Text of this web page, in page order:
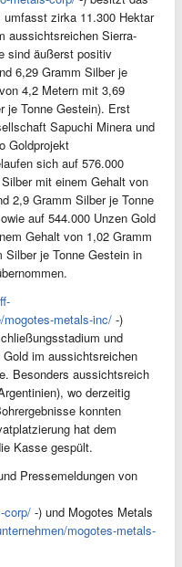
zirka 11.300 Hektar
aussichtsreichen Sierra-
sind äußerst positiv
6,29 Gramm Silber je
4,2 Metern mit 3,69
je Tonne Gestein). Erst
Sapuchi Minera und
Goldprojekt
sich auf 576.000
mit einem Gehalt von
2,9 Gramm Silber je Tonne
auf 544.000 Unzen Gold
Gehalt von 1,02 Gramm
Silber je Tonne Gestein in
metals-inc/ -)
und
im aussichtsreichen
Besonders aussichtsreich
wo derzeitig
konnten
hat dem
Kasse gespült.
Pressemeldungen von
corp/ -) und Mogotes Metals
mogotes-metals-